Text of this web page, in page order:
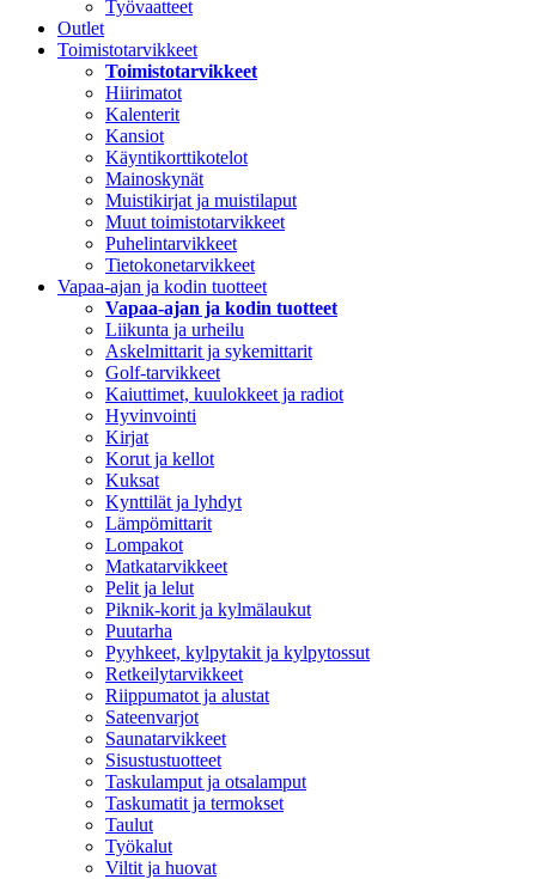
Työvaatteet
Outlet
Toimistotarvikkeet
Toimistotarvikkeet
Hiirimatot
Kalenterit
Kansiot
Käyntikorttikotelot
Mainoskynät
Muistikirjat ja muistilaput
Muut toimistotarvikkeet
Puhelintarvikkeet
Tietokonetarvikkeet
Vapaa-ajan ja kodin tuotteet
Vapaa-ajan ja kodin tuotteet
Liikunta ja urheilu
Askelmittarit ja sykemittarit
Golf-tarvikkeet
Kaiuttimet, kuulokkeet ja radiot
Hyvinvointi
Kirjat
Korut ja kellot
Kuksat
Kynttilät ja lyhdyt
Lämpömittarit
Lompakot
Matkatarvikkeet
Pelit ja lelut
Piknik-korit ja kylmälaukut
Puutarha
Pyyhkeet, kylpytakit ja kylpytossut
Retkeilytarvikkeet
Riippumatot ja alustat
Sateenvarjot
Saunatarvikkeet
Sisustustuotteet
Taskulamput ja otsalamput
Taskumatit ja termokset
Taulut
Työkalut
Viltit ja huovat